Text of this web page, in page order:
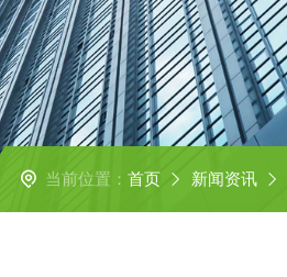
当前位置： 首页 新闻资讯